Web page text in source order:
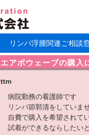
リンパ浮腫関連ご相談
エアボウェーブの購入
ttm
病院勤務の看護師です
リンパ節郭清をしていま
自費で購入を希望されて
試着ができるならしたい